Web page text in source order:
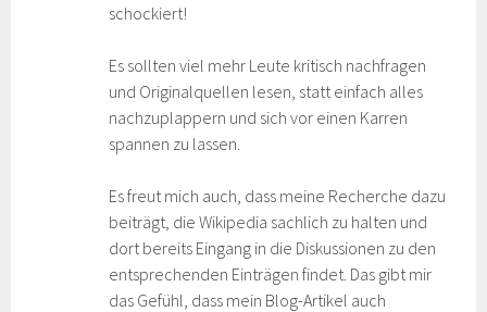
schockiert!
Es sollten viel mehr Leute kritisch nachfragen
und Originalquellen lesen, statt einfach alles
nachzuplappern und sich vor einen Karren
spannen zu lassen.
Es freut mich auch, dass meine Recherche dazu
beiträgt, die Wikipedia sachlich zu halten und
dort bereits Eingang in die Diskussionen zu den
entsprechenden Einträgen findet. Das gibt mir
das Gefühl, dass mein Blog-Artikel auch